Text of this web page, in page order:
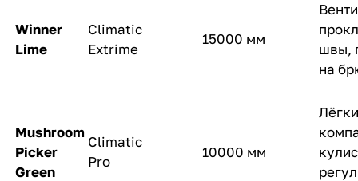
Winner
Lime
Climatic
Extrime
15000 мм
швы,
на
Mushroom
Picker
Green
Climatic
Pro
10000 мм